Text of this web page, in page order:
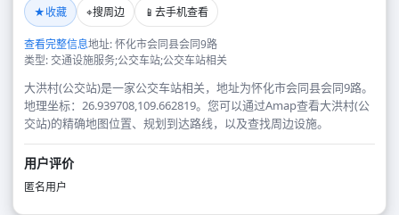
★收藏 ⌖搜周边 📱 去手机查看
查看完整信息地址: 怀化市会同县会同9路
类型: 交通设施服务;公交车站;公交车站相关
大洪村(公交站)是一家公交车站相关，地址为怀化市会同县会同9路。
地理坐标：26.939708,109.662819。您可以通过Amap查看大洪村(公
交站)的精确地图位置、规划到达路线，以及查找周边设施。
用户评价
匿名用户